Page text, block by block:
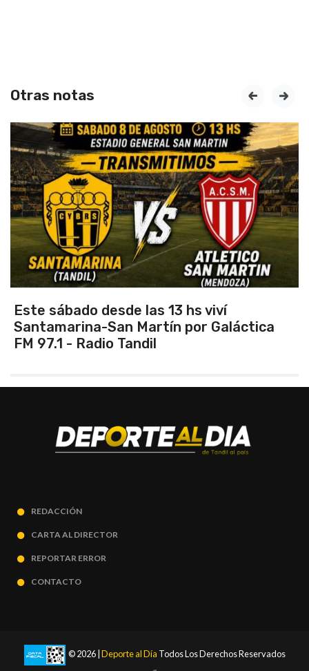
Otras notas
Vuelve el torneo oficial de hockey
prev next
REDACCIÓN
CARTA AL DIRECTOR
REPORTAR ERROR
CONTACTO
© 2026 | Deporte al Día Todos Los Derechos Reservados